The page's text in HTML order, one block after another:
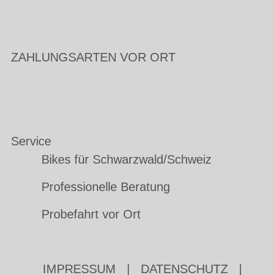
ZAHLUNGSARTEN VOR ORT
Service
Bikes für Schwarzwald/Schweiz
Professionelle Beratung
Probefahrt vor Ort
IMPRESSUM DATENSCHUTZ